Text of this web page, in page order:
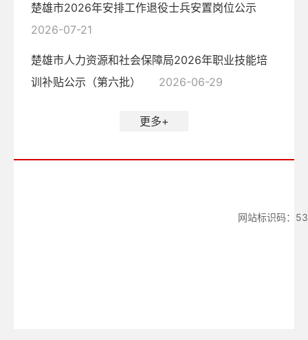
楚雄市2026年安排工作退役士兵安置岗位公示
2026-07-21
楚雄市人力资源和社会保障局2026年职业技能培
训补贴公示（第六批）
2026-06-29
更多+
网站标识码：